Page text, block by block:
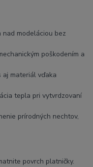
modeláciou bez
poškodením a
aj materiál vďaka
tepla pri vytvrdzovaní
prírodných nechtov,
povrch platničky.